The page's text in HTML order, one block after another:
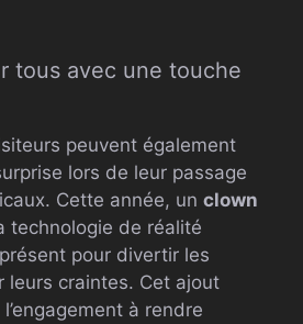
tous avec une touche
peuvent également
lors de leur passage
Cette année, un clown
technologie de réalité
pour divertir les
leurs craintes. Cet ajout
à rendre